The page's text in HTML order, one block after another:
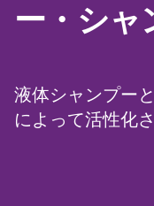
ー・シャ
液体シャンプー
によって活性化